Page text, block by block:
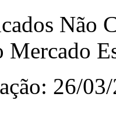
Não
Mercado
26/